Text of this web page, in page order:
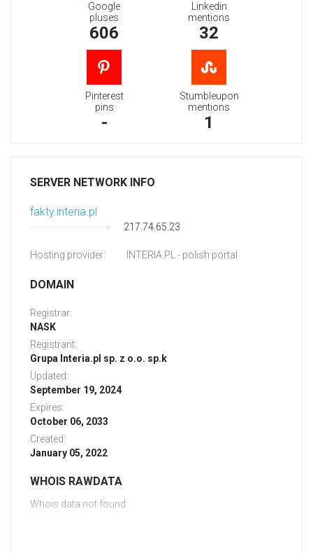
Google
pluses
606
Linkedin
mentions
32
Pinterest
pins
-
Stumbleupon
mentions
1
SERVER NETWORK INFO
fakty.interia.pl
217.74.65.23
Hosting provider: INTERIA.PL - polish portal
DOMAIN
Registrar:
NASK
Registrant:
Grupa Interia.pl sp. z o.o. sp.k
Updated:
September 19, 2024
Expires:
October 06, 2033
Created:
January 05, 2022
WHOIS RAWDATA
Whois data not found